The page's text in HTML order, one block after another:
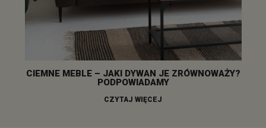
CIEMNE MEBLE – JAKI DYWAN JE ZRÓWNOWAŻY?
PODPOWIADAMY
CZYTAJ WIĘCEJ